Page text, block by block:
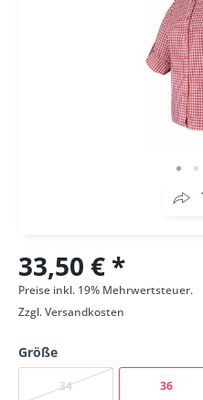
33,50 € *
Preise inkl. 19% Mehrwertsteuer.
Zzgl.Versandkosten
Größe
34 36